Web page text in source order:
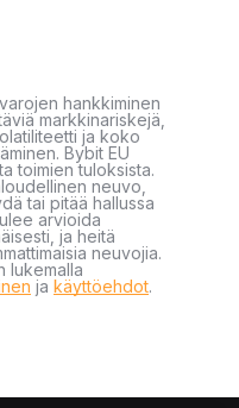
hankkiminen
markkinariskejä,
ja koko
Bybit EU
toimien tuloksista.
neuvo,
tai pitää hallussa
arvioida
ja heitä
neuvojia.
lukemalla
ja käyttöehdot.